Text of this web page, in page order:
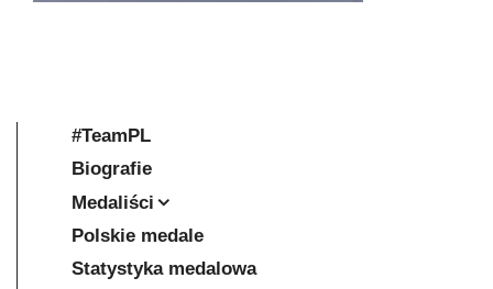
#TeamPL
Biografie
Medaliści
Polskie medale
Statystyka medalowa